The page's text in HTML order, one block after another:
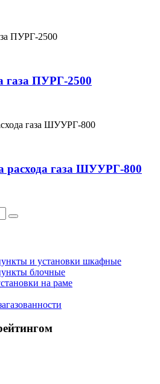
газа ПУРГ-2500
расхода газа ШУУРГ-800
и установки шкафные
блочные
на раме